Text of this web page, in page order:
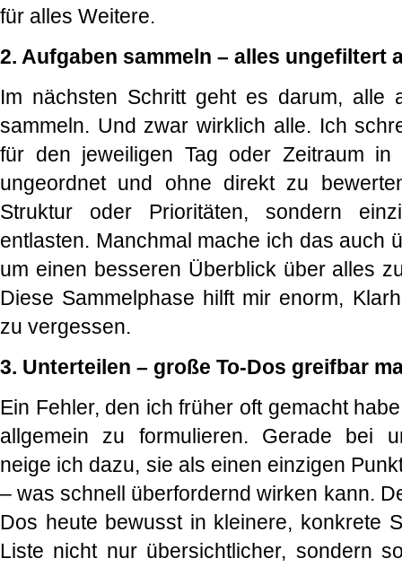
für alles Weitere.
2. Aufgaben sammeln – alles ungefiltert
Im nächsten Schritt geht es darum, alle
sammeln. Und zwar wirklich alle. Ich
für den jeweiligen Tag oder Zeitraum
ungeordnet und ohne direkt zu
Struktur oder Prioritäten, sondern
entlasten. Manchmal mache ich das auch
um einen besseren Überblick über alles
Diese Sammelphase hilft mir enorm,
zu vergessen.
3. Unterteilen – große To-Dos greifbar
Ein Fehler, den ich früher oft gemacht
allgemein zu formulieren. Gerade bei
neige ich dazu, sie als einen einzigen
– was schnell überfordernd wirken kann.
Dos heute bewusst in kleinere, konkrete
Liste nicht nur übersichtlicher, sondern